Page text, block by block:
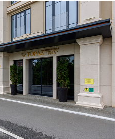
Турции и
они представлены
Kazan Palace
Они расположены на
больницы. А
2023 года открылся
объект тоже
но на выходе компания
элитные